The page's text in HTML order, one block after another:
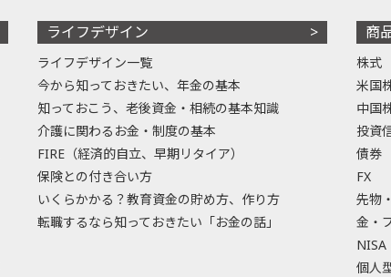
ライフデザイン
ライフデザイン一覧
今から知っておきたい、年金の基本
知っておこう、老後資金・相続の基本知識
介護に関わるお金・制度の基本
FIRE（経済的自立、早期リタイア）
保険との付き合い方
いくらかかる？教育資金の貯め方、作り方
転職するなら知っておきたい「お金の話」
商
株式
米国
中国
投資
債券
FX
先物
金・
NISA
個人